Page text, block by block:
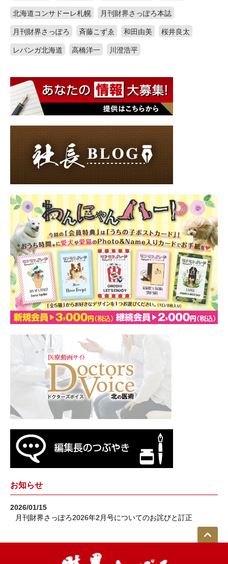
北海道コンサドーレ札幌
月刊財界さっぽろ本誌
月刊財界さっぽろ
斉藤こずゑ 和田由美
桜井良太
レバンガ北海道
高橋洋一 川澄浩平
お知らせ
2026/01/15
月刊財界さっぽろ2026年2月号についてのお詫びと訂正